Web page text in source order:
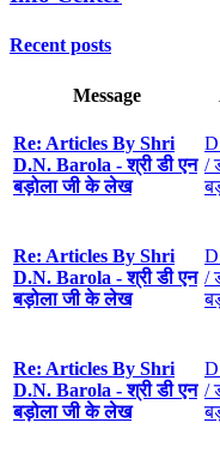
Recent posts
Message
Re: Articles By Shri
D.N. Barola - श्री डी एन
बड़ोला जी के लेख
/
Re: Articles By Shri
D.N. Barola - श्री डी एन
बड़ोला जी के लेख
/
Re: Articles By Shri
D.N. Barola - श्री डी एन
बड़ोला जी के लेख
/